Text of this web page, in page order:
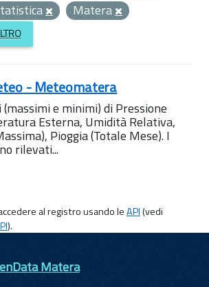
Matera
- Meteomatera
e minimi) di Pressione
Esterna, Umidità Relativa,
Pioggia (Totale Mese). I
rilevati...
al registro usando leAPI(vedi
).
Matera